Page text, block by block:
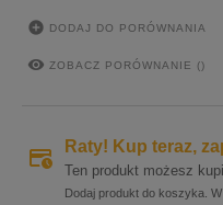
 DODAJ DO PORÓWNANIA
 ZOBACZ PORÓWNANIE ()
Raty! Kup teraz,
Ten produkt możesz
Dodaj produkt do koszyka.